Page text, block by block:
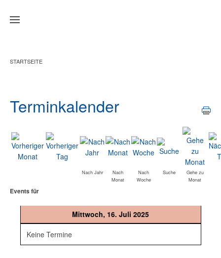
Zum Hauptinhalt springen
STARTSEITE
Terminkalender
Nach Jahr
Nach
Monat
Nach
Woche
Suche
Gehe zu
Monat
Events für
Mittwoch, 16. Juli 2025
Keine Termine